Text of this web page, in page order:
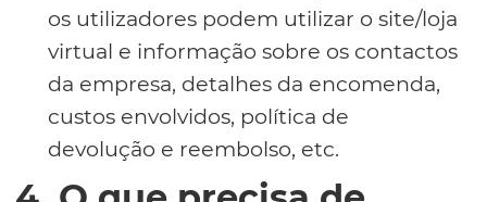
os utilizadores podem utilizar o site/loja
virtual e informação sobre os contactos
da empresa, detalhes da encomenda,
custos envolvidos, política de
devolução e reembolso, etc.